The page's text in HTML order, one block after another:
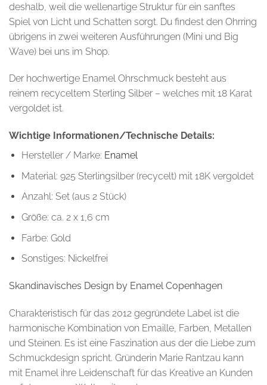
deshalb, weil die wellenartige Struktur für ein sanftes
Spiel von Licht und Schatten sorgt. Du findest den Ohrring
übrigens in zwei weiteren Ausführungen (Mini und Big
Wave) bei uns im Shop.
Der hochwertige Enamel Ohrschmuck besteht aus
reinem recyceltem Sterling Silber – welches mit 18 Karat
vergoldet ist.
Wichtige Informationen/Technische Details:
Hersteller / Marke: Enamel
Material: 925 Sterlingsilber (recycelt) mit 18K vergoldet
Anzahl: Set (aus 2 Stück)
Größe: ca. 2 x 1,6 cm
Farbe: Gold
Sonstiges: Nickelfrei
Skandinavisches Design by Enamel Copenhagen
Charakteristisch für das 2012 gegründete Label ist die
harmonische Kombination von Emaille, Farben, Metallen
und Steinen. Es ist eine Faszination aus der die Liebe zum
Schmuckdesign spricht. Gründerin Marie Rantzau kann
mit Enamel ihre Leidenschaft für das Kreative an Kunden